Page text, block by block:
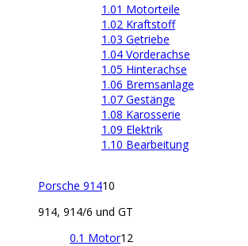
1.01 Motorteile
1.02 Kraftstoff
1.03 Getriebe
1.04 Vorderachse
1.05 Hinterachse
1.06 Bremsanlage
1.07 Gestänge
1.08 Karosserie
1.09 Elektrik
1.10 Bearbeitung
Porsche 91410
914, 914/6 und GT
0.1 Motor12